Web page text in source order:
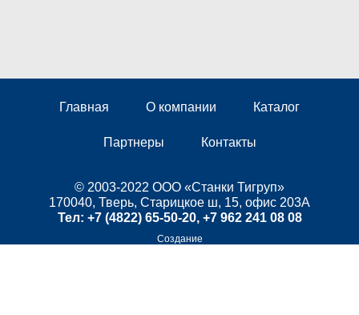
Главная О компании Каталог
Партнеры Контакты
© 2003-2022 ООО «Станки Тигруп»
170040, Тверь, Старицкое ш, 15, офис 203А
Тел: +7 (4822) 65-50-20, +7 962 241 08 08
Создание